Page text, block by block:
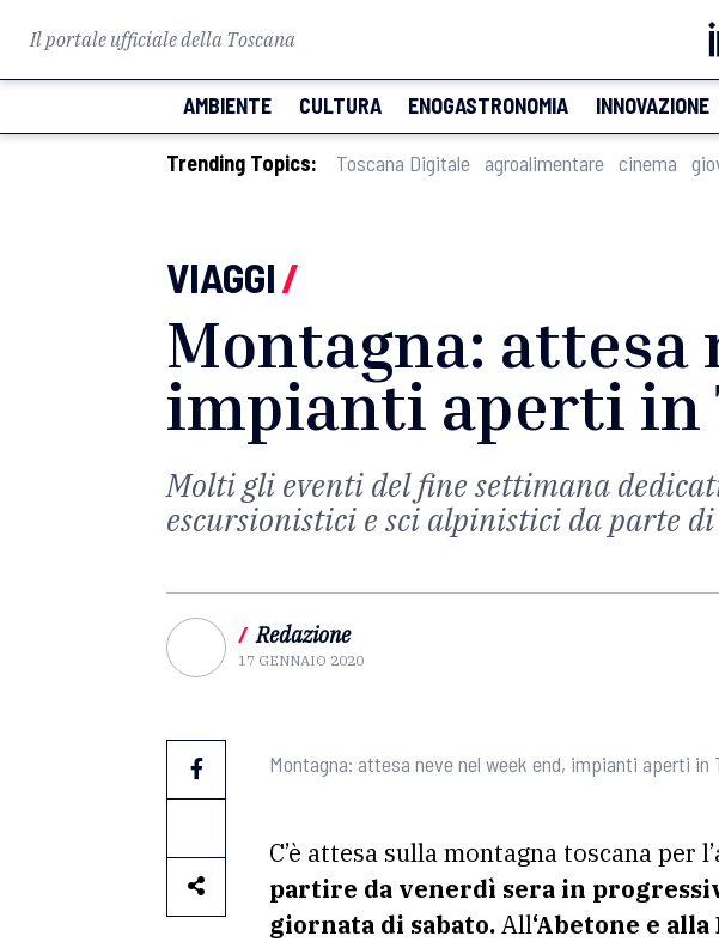
Il portale ufficiale della Toscana
AMBIENTE CULTURA ENOGASTRONOMIA INNOVAZIONE
Trending Topics: Toscana Digitale agroalimentare cinema
VIAGGI/
Montagna: attesa
impianti aperti in
Molti gli eventi del fine settimana
escursionistici e sci alpinistici da parte
/ Redazione
17 GENNAIO 2020
Montagna: attesa neve nel week end, impianti aperti in
C’è attesa sulla montagna toscana
partire da venerdì sera in
giornata di sabato.All‘Abetone e